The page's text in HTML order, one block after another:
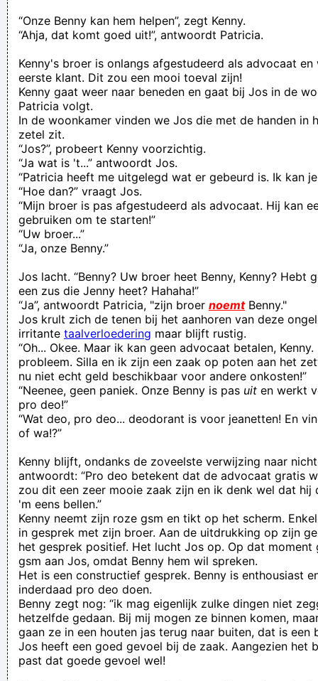
“Onze Benny kan hem helpen”, zegt Kenny.
“Ahja, dat komt goed uit!”, antwoordt Patricia.
Kenny's broer is onlangs afgestudeerd als advocaat
eerste klant. Dit zou een mooi toeval zijn!
Kenny gaat weer naar beneden en gaat bij Jos in de
Patricia volgt.
In de woonkamer vinden we Jos die met de handen in
zetel zit.
“Jos?”, probeert Kenny voorzichtig.
“Ja wat is 't...” antwoordt Jos.
“Patricia heeft me uitgelegd wat er gebeurd is. Ik kan je
“Hoe dan?” vraagt Jos.
“Mijn broer is pas afgestudeerd als advocaat. Hij kan
gebruiken om te starten!”
“Uw broer...”
“Ja, onze Benny.”
Jos lacht. “Benny? Uw broer heet Benny, Kenny? Hebt
een zus die Jenny heet? Hahaha!”
“Ja”, antwoordt Patricia, "zijn broer noemtBenny."
Jos krult zich de tenen bij het aanhoren van deze
irritante taalverloedering maar blijft rustig.
“Oh... Okee. Maar ik kan geen advocaat betalen,
probleem. Silla en ik zijn een zaak op poten aan het
nu niet echt geld beschikbaar voor andere onkosten!”
“Neenee, geen paniek. Onze Benny is pas uit en werkt
pro deo!”
“Wat deo, pro deo... deodorant is voor jeanetten! En
of wa!?”
Kenny blijft, ondanks de zoveelste verwijzing naar
antwoordt: “Pro deo betekent dat de advocaat gratis
zou dit een zeer mooie zaak zijn en ik denk wel dat hij
'm eens bellen.”
Kenny neemt zijn roze gsm en tikt op het scherm.
in gesprek met zijn broer. Aan de uitdrukking op zijn
het gesprek positief. Het lucht Jos op. Op dat moment
gsm aan Jos, omdat Benny hem wil spreken.
Het is een constructief gesprek. Benny is enthousiast
inderdaad pro deo doen.
Benny zegt nog: “ik mag eigenlijk zulke dingen niet
hetzelfde gedaan. Bij mij mogen ze binnen komen,
gaan ze in een houten jas terug naar buiten, dat is een
Jos heeft een goed gevoel bij de zaak. Aangezien het
past dat goede gevoel wel!